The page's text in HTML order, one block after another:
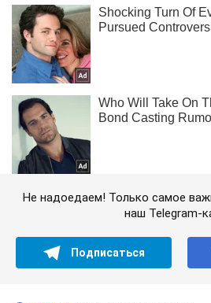
Не надоедаем! Только самое
наш Telegram-
Подписаться